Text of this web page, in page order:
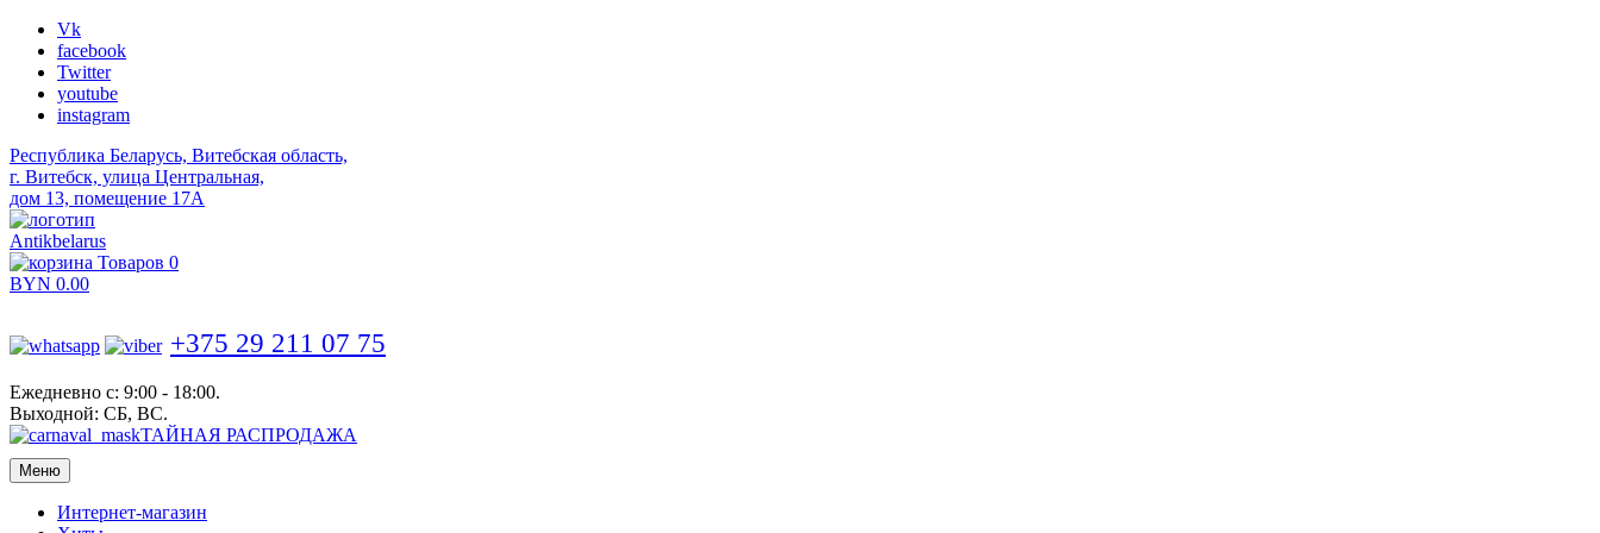
Vk
facebook
Twitter
youtube
instagram
Республика Беларусь, Витебская область,
г. Витебск, улица Центральная,
дом 13, помещение 17А
Antikbelarus
Товаров 0
BYN 0.00
+375 29 211 07 75
Ежедневно с: 9:00 - 18:00.
Выходной: СБ, ВС.
ТАЙНАЯ РАСПРОДАЖА
Меню
Интернет-магазин